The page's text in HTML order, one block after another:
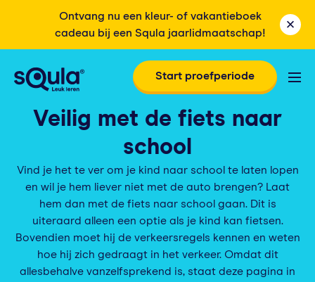
Ontvang nu een kleur- of vakantieboek
cadeau bij een Squla jaarlidmaatschap!
Start proefperiode
Veilig met de fiets naar
school
Vind je het te ver om je kind naar school te laten lopen
en wil je hem liever niet met de auto brengen? Laat
hem dan met de fiets naar school gaan. Dit is
uiteraard alleen een optie als je kind kan fietsen.
Bovendien moet hij de verkeersregels kennen en weten
hoe hij zich gedraagt in het verkeer. Omdat dit
allesbehalve vanzelfsprekend is, staat deze pagina in